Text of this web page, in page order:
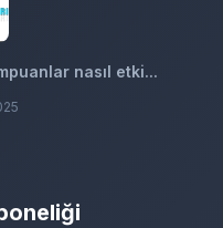
nasıl etki...